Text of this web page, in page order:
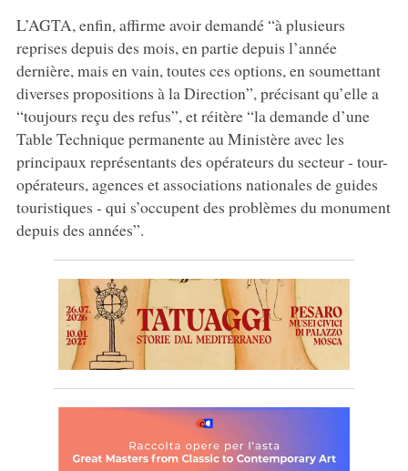
L’AGTA, enfin, affirme avoir demandé “à plusieurs
reprises depuis des mois, en partie depuis l’année
dernière, mais en vain, toutes ces options, en soumettant
diverses propositions à la Direction”, précisant qu’elle a
“toujours reçu des refus”, et réitère “la demande d’une
Table Technique permanente au Ministère avec les
principaux représentants des opérateurs du secteur - tour-
opérateurs, agences et associations nationales de guides
touristiques - qui s’occupent des problèmes du monument
depuis des années”.